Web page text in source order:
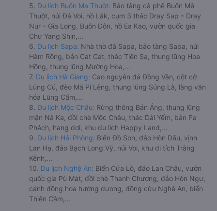
5. Du lịch Buôn Ma Thuột: Bảo tàng cà phê Buôn Mê
Thuột, núi Đá Voi, hồ Lắk, cụm 3 thác Dray Sap – Dray
Nur – Gia Long, Buôn Đôn, hồ Ea Kao, vườn quốc gia
Chư Yang Shin,...
6. Du lịch Sapa: Nhà thờ đá Sapa, bảo tàng Sapa, núi
Hàm Rồng, bản Cát Cát, thác Tiên Sa, thung lũng Hoa
Hồng, thung lũng Mường Hoa,...
7. Du lịch Hà Giang: Cao nguyên đá Đồng Văn, cột cờ
Lũng Cú, đèo Mã Pí Lèng, thung lũng Sủng Là, làng văn
hóa Lũng Cẩm,...
8. Du lịch Mộc Châu: Rừng thông Bản Áng, thung lũng
mận Nà Ka, đồi chè Mộc Châu, thác Dải Yếm, bản Pa
Phách, hang dơi, khu du lịch Happy Land,...
9. Du lịch Hải Phòng: Biển Đồ Sơn, đảo Hòn Dấu, vịnh
Lan Hạ, đảo Bạch Long Vỹ, núi Voi, khu di tích Tràng
Kênh,...
10. Du lịch Nghệ An: Biển Cửa Lò, đảo Lan Châu, vườn
quốc gia Pù Mát, đồi chè Thanh Chương, đảo Hòn Ngư,
cánh đồng hoa hướng dương, đồng cừu Nghệ An, biển
Thiên Cầm,...